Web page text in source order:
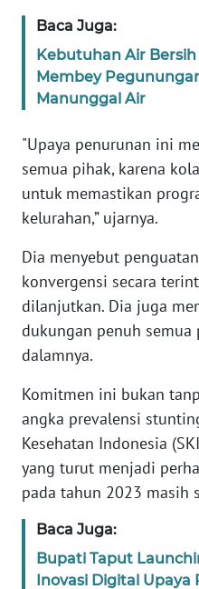
Baca Juga:
Kebutuhan Air
Membey
Manunggal Air
"Upaya penurunan ini
semua pihak, karena
untuk memastikan
kelurahan,” ujarnya.
Dia menyebut
konvergensi secara
dilanjutkan. Dia juga
dukungan penuh
dalamnya.
Komitmen ini bukan
angka prevalensi
Kesehatan Indonesia
yang turut menjadi
pada tahun 2023 masih
Baca Juga:
Bupati Taput
Inovasi Digital
WN
SUMUT
WN
JABAR
WN
NTT
WN
WN
PAPUA
WN
BARAT
WN